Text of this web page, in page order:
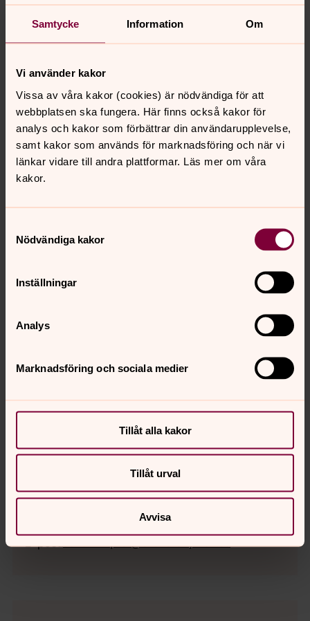
Samtycke Information Om
Vi använder kakor
Vissa av våra kakor (cookies) är nödvändiga för att
webbplatsen ska fungera. Här finns också kakor för
analys och kakor som förbättrar din användarupplevelse,
samt kakor som används för marknadsföring och när vi
länkar vidare till andra plattformar. Läs mer om våra
kakor.
Nödvändiga kakor
Inställningar
Analys
Marknadsföring och sociala medier
Tillåt alla kakor
Tillåt urval
Avvisa
Ingrid Gårsjö
Direkt:019-586107
E-post:ingrid.garsjo@svenskakyrkan.se
Anne Lindberg
E-post:anne.lindberg@svenskakyrkan.se
Annelie Sandberg
019-586112
Församlingshemsvärdinna, Kvismare församling
E-post:sofie.winqvist@svenskakyrkan.se